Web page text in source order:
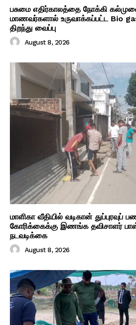
பசுமை எதிர்காலத்தை நோக்கி
மாணவர்களால் உருவாக்கப்பட்ட Bio
திறந்து வைப்பு
August 8, 2026
மாளிகா வீதியில் வடிகான் துப்புரவுப்
கோரிக்கைக்கு இணங்க தவிசாளர்
நடவடிக்கை
August 8, 2026